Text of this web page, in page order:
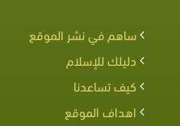
ساهم في نشر الموقع
دليلك للإسلام
كيف تساعدنا
اهداف الموقع